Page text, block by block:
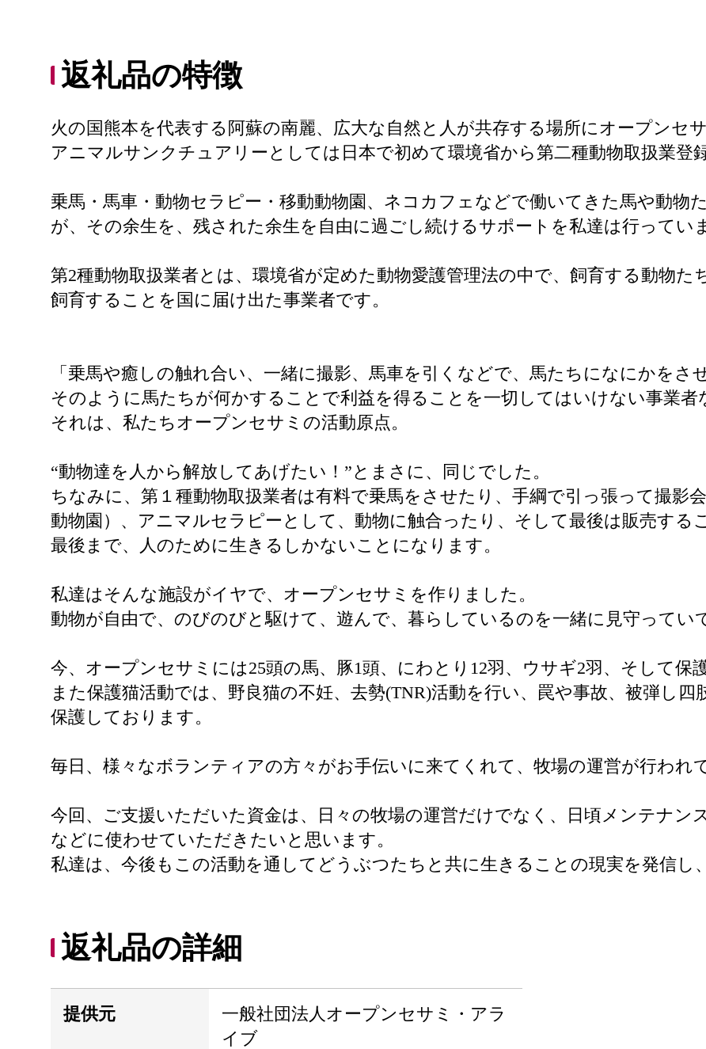
返礼品の特徴
火の国熊本を代表する阿蘇の南麗、広大な自然と人が共存する場所にオープンセ
アニマルサンクチュアリーとしては日本で初めて環境省から第二種動物取扱業登
乗馬・馬車・動物セラピー・移動動物園、ネコカフェなどで働いてきた馬や動物
が、その余生を、残された余生を自由に過ごし続けるサポートを私達は行ってい
第2種動物取扱業者とは、環境省が定めた動物愛護管理法の中で、飼育する動物
飼育することを国に届け出た事業者です。
「乗馬や癒しの触れ合い、一緒に撮影、馬車を引くなどで、馬たちになにかをさ
そのように馬たちが何かすることで利益を得ることを一切してはいけない事業者
それは、私たちオープンセサミの活動原点。
“動物達を人から解放してあげたい！”とまさに、同じでした。
ちなみに、第１種動物取扱業者は有料で乗馬をさせたり、手綱で引っ張って撮影
動物園）、アニマルセラピーとして、動物に触合ったり、そして最後は販売する
最後まで、人のために生きるしかないことになります。
私達はそんな施設がイヤで、オープンセサミを作りました。
動物が自由で、のびのびと駆けて、遊んで、暮らしているのを一緒に見守ってい
今、オープンセサミには25頭の馬、豚1頭、にわとり12羽、ウサギ2羽、そして保
また保護猫活動では、野良猫の不妊、去勢(TNR)活動を行い、罠や事故、被弾し
保護しております。
毎日、様々なボランティアの方々がお手伝いに来てくれて、牧場の運営が行われ
今回、ご支援いただいた資金は、日々の牧場の運営だけでなく、日頃メンテナン
などに使わせていただきたいと思います。
私達は、今後もこの活動を通してどうぶつたちと共に生きることの現実を発信し
返礼品の詳細
提供元
一般社団法人オープンセサミ・アラ
イブ